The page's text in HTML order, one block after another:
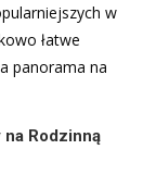
w
łatwe
panorama na
na Rodzinną